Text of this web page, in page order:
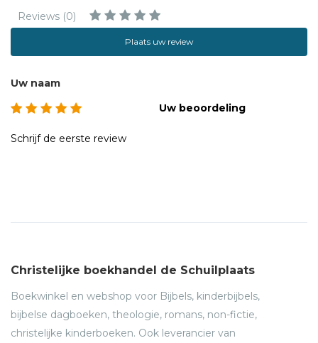
Reviews (0)
Plaats uw review
Uw naam
Uw beoordeling
Schrijf de eerste review
Christelijke boekhandel de Schuilplaats
Boekwinkel en webshop voor Bijbels, kinderbijbels,
bijbelse dagboeken, theologie, romans, non-fictie,
christelijke kinderboeken. Ook leverancier van